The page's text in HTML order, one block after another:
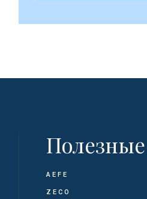
Полезные
AEFE
ZECO